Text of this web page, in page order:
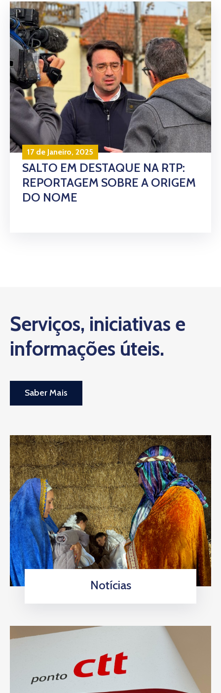
17 de Janeiro, 2025
SALTO EM DESTAQUE NA RTP:
REPORTAGEM SOBRE A ORIGEM
DO NOME
Serviços, iniciativas e
informações úteis.
Saber Mais
Notícias